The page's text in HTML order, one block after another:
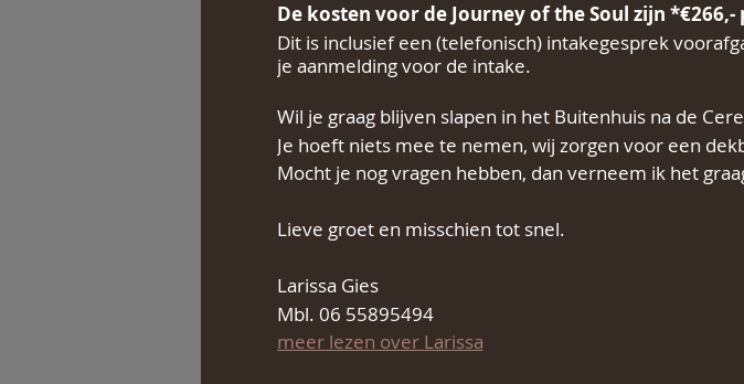
De kosten voor de Journey of the Soul zijn *€266,-
Dit is inclusief een (telefonisch) intakegesprek
je aanmelding voor de intake.
Wil je graag blijven slapen in het Buitenhuis na de
Je hoeft niets mee te nemen, wij zorgen voor een
Mocht je nog vragen hebben, dan verneem ik het
Lieve groet en misschien tot snel.
Larissa Gies
Mbl. 06 55895494
meer lezen over Larissa